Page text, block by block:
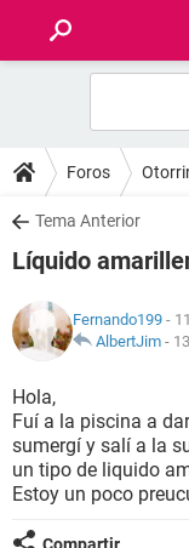
FOROS
SALUD
FAMILIA
NUTRICIÓN
BIENESTAR
SEXUALIDAD
GLOSARIO
Foros
Tema Anterior
Líquido
Fernando199 -
AlbertJim -
Hola,
Fuí a la piscina a
sumergí y salí a la
un tipo de liquido
Estoy un poco